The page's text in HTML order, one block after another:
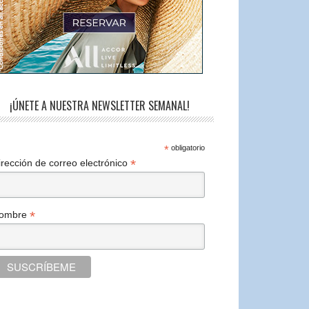
¡ÚNETE A NUESTRA NEWSLETTER SEMANAL!
* obligatorio
de correo electrónico *
*